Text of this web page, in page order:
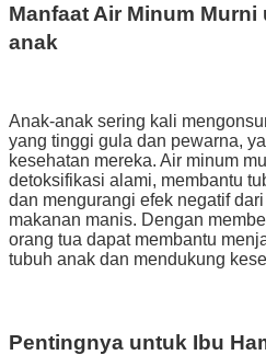
Manfaat Air Minum
anak
Anak-anak sering kali
yang tinggi gula dan pewarna,
kesehatan mereka. Air minum
detoksifikasi alami, membantu
dan mengurangi efek negatif
makanan manis. Dengan
orang tua dapat membantu
tubuh anak dan mendukung
Pentingnya untuk Ibu